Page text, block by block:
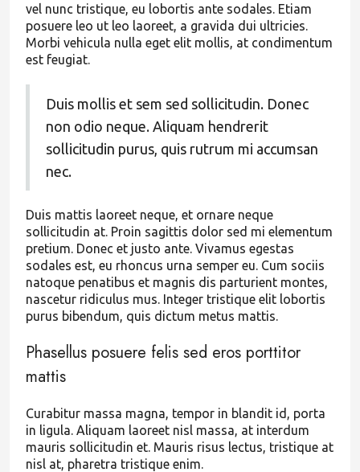
vel nunc tristique, eu lobortis ante sodales. Etiam
posuere leo ut leo laoreet, a gravida dui ultricies.
Morbi vehicula nulla eget elit mollis, at condimentum
est feugiat.
Duis mollis et sem sed sollicitudin. Donec
non odio neque. Aliquam hendrerit
sollicitudin purus, quis rutrum mi accumsan
nec.
Duis mattis laoreet neque, et ornare neque
sollicitudin at. Proin sagittis dolor sed mi elementum
pretium. Donec et justo ante. Vivamus egestas
sodales est, eu rhoncus urna semper eu. Cum sociis
natoque penatibus et magnis dis parturient montes,
nascetur ridiculus mus. Integer tristique elit lobortis
purus bibendum, quis dictum metus mattis.
Phasellus posuere felis sed eros porttitor
mattis
Curabitur massa magna, tempor in blandit id, porta
in ligula. Aliquam laoreet nisl massa, at interdum
mauris sollicitudin et. Mauris risus lectus, tristique at
nisl at, pharetra tristique enim.